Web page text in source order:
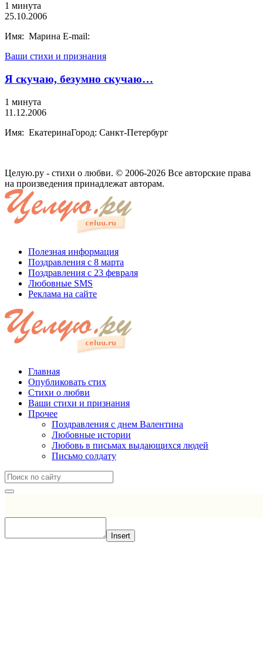
1 минута
25.10.2006
Имя: Марина E-mail:
Ваши стихи и признания
Я скучаю, безумно скучаю…
1 минута
11.12.2006
Имя: ЕкатеринаГород: Санкт-Петербург
Целую.ру - стихи о любви. © 2006-2026 Все авторские права
на произведения принадлежат авторам.
Полезная информация
Поздравления с 8 марта
Поздравления с 23 февраля
Любовные SMS
Реклама на сайте
Главная
Опубликовать стих
Стихи о любви
Ваши стихи и признания
Прочее
Поздравления с днем Валентина
Любовные истории
Любовь в письмах выдающихся людей
Письмо солдату
Insert